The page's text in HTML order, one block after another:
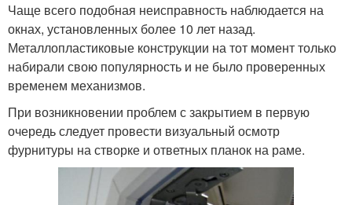
Чаще всего подобная неисправность наблюдается на
окнах, установленных более 10 лет назад.
Металлопластиковые конструкции на тот момент только
набирали свою популярность и не было проверенных
временем механизмов.
При возникновении проблем с закрытием в первую
очередь следует провести визуальный осмотр
фурнитуры на створке и ответных планок на раме.